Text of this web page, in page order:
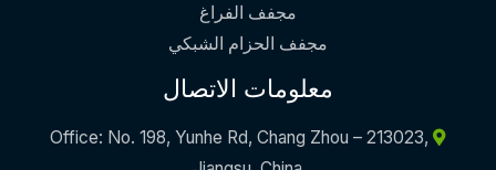
مجفف الفراغ
مجفف الحزام الشبكي
معلومات الاتصال
Office: No. 198, Yunhe Rd, Chang Zhou – 213023,